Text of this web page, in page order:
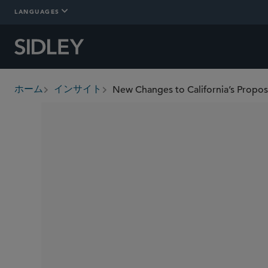
LANGUAGES
breadcrumbs
ホーム インサイト New Changes to California’s